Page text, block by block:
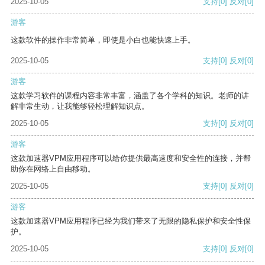
游客
这款软件的操作非常简单，即使是小白也能快速上手。
2025-10-05 支持[0] 反对[0]
游客
这款学习软件的课程内容非常丰富，涵盖了各个学科的知识。老师的讲
解非常生动，让我能够轻松理解知识点。
2025-10-05
支持[0] 反对[0]
游客
这款加速器VPM应用程序可以给你提供最高速度和安全性的连接，并帮
助你在网络上自由移动。
2025-10-05
支持[0] 反对[0]
游客
这款加速器VPM应用程序已经为我们带来了无限的隐私保护和安全性保
护。
2025-10-05
支持[0] 反对[0]